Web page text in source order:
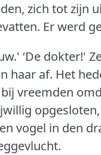
zich tot zijn
Er werd
‘De dokter!'
haar af. Het
vreemden
vogel in den